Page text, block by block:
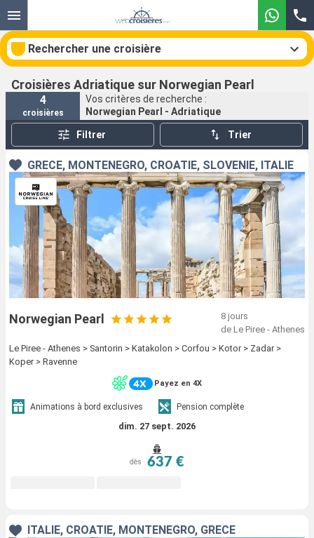
Rechercher une croisière
Nos destinations
Ports Compagnies
Rechercher
Croisières Adriatique sur Norwegian Pearl
4
croisières
Vos critères de recherche :
Norwegian Pearl - Adriatique
Filtrer Trier
GRÈCE, MONTÉNÉGRO, CROATIE, SLOVÉNIE, ITALIE
Norwegian Pearl
8 jours
de Le Piree - Athenes
Le Piree - Athenes > Santorin > Katakolon > Corfou > Kotor > Zadar >
Koper > Ravenne
Payez en 4X
Animations à bord exclusives Pension complète
dim. 27 sept. 2026
dès 637 €
ITALIE, CROATIE, MONTÉNÉGRO, GRÈCE